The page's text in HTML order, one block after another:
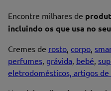
Nome*
Endereço de email
Encontre milhares de
incluindo os que usa no
Cremes de rosto, corpo,
perfumes, grávida, bebé,
eletrodomésticos, artigos